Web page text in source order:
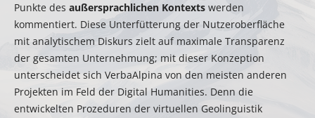
Punkte des außersprachlichen Kontexts werden
kommentiert. Diese Unterfütterung der Nutzeroberfläche
mit analytischem Diskurs zielt auf maximale Transparenz
der gesamten Unternehmung; mit dieser Konzeption
unterscheidet sich VerbaAlpina von den meisten anderen
Projekten im Feld der Digital Humanities. Denn die
entwickelten Prozeduren der virtuellen Geolinguistik